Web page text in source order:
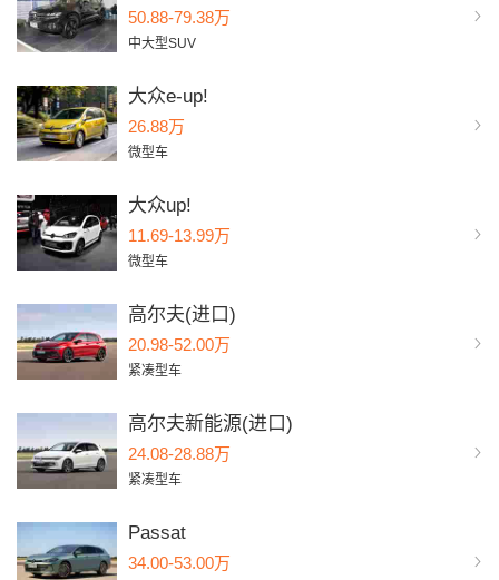
50.88-79.38万
中大型SUV
大众e-up!
26.88万
微型车
大众up!
11.69-13.99万
微型车
高尔夫(进口)
20.98-52.00万
紧凑型车
高尔夫新能源(进口)
24.08-28.88万
紧凑型车
Passat
34.00-53.00万